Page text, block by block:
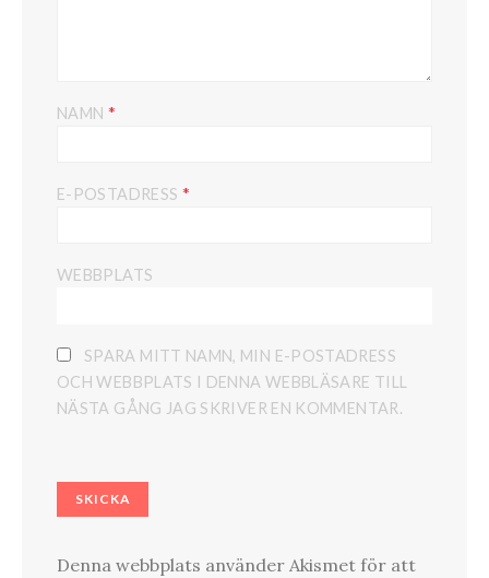
NAMN *
E-POSTADRESS *
WEBBPLATS
SPARA MITT NAMN, MIN E-POSTADRESS
OCH WEBBPLATS I DENNA WEBBLÄSARE TILL
NÄSTA GÅNG JAG SKRIVER EN KOMMENTAR.
Denna webbplats använder Akismet för att